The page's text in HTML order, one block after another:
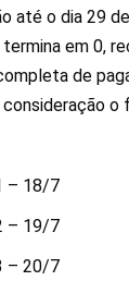
até o dia 29
em 0,
de
o
– 18/7
– 19/7
– 20/7